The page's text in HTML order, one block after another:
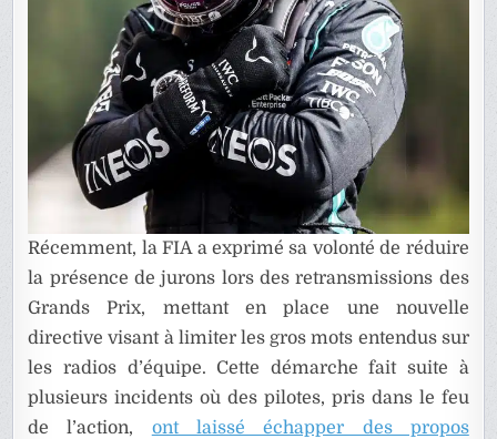
Récemment, la FIA a exprimé sa volonté de réduire
la présence de jurons lors des retransmissions des
Grands Prix, mettant en place une nouvelle
directive visant à limiter les gros mots entendus sur
les radios d’équipe. Cette démarche fait suite à
plusieurs incidents où des pilotes, pris dans le feu
de l’action, ont laissé échapper des propos